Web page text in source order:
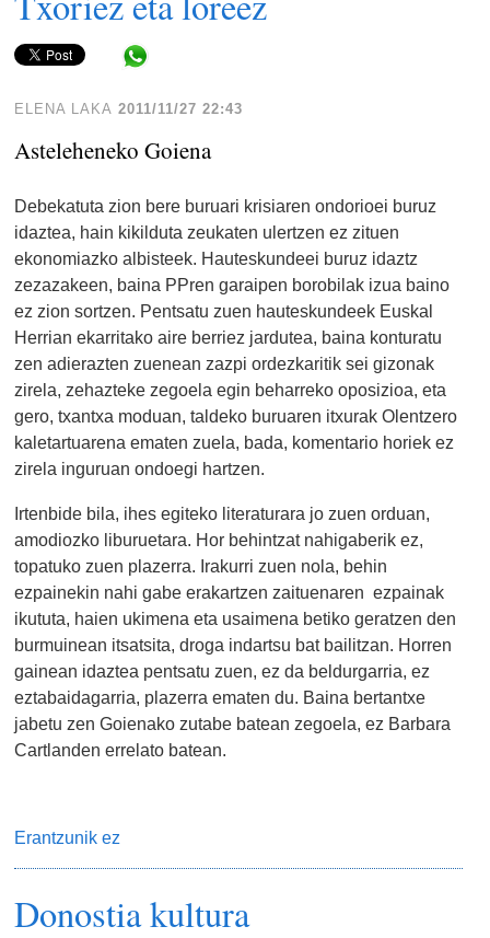
ELENA LAKA 2011/11/27 22:43
Asteleheneko Goiena
Debekatuta zion bere buruari krisiaren ondorioei buruz
idaztea, hain kikilduta zeukaten ulertzen ez zituen
ekonomiazko albisteek. Hauteskundeei buruz idaztz
zezazakeen, baina PPren garaipen borobilak izua baino
ez zion sortzen. Pentsatu zuen hauteskundeek Euskal
Herrian ekarritako aire berriez jardutea, baina konturatu
zen adierazten zuenean zazpi ordezkaritik sei gizonak
zirela, zehazteke zegoela egin beharreko oposizioa, eta
gero, txantxa moduan, taldeko buruaren itxurak Olentzero
kaletartuarena ematen zuela, bada, komentario horiek ez
zirela inguruan ondoegi hartzen.
Irtenbide bila, ihes egiteko literaturara jo zuen orduan,
amodiozko liburuetara. Hor behintzat nahigaberik ez,
topatuko zuen plazerra. Irakurri zuen nola, behin
ezpainekin nahi gabe erakartzen zaituenaren ezpainak
ikututa, haien ukimena eta usaimena betiko geratzen den
burmuinean itsatsita, droga indartsu bat bailitzan. Horren
gainean idaztea pentsatu zuen, ez da beldurgarria, ez
eztabaidagarria, plazerra ematen du. Baina bertantxe
jabetu zen Goienako zutabe batean zegoela, ez Barbara
Cartlanden errelato batean.
Erantzunik ez
Donostia kultura